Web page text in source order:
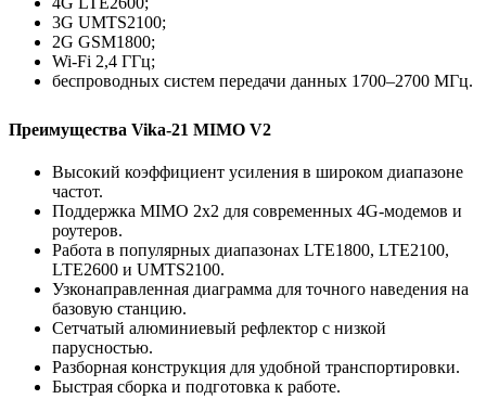
3G UMTS2100;
2G GSM1800;
Wi-Fi 2,4 ГГц;
беспроводных систем передачи данных 1700–2700 МГц.
Преимущества Vika-21 MIMO V2
Высокий коэффициент усиления в широком диапазоне
частот.
Поддержка MIMO 2x2 для современных 4G-модемов и
роутеров.
Работа в популярных диапазонах LTE1800, LTE2100,
LTE2600 и UMTS2100.
Узконаправленная диаграмма для точного наведения на
базовую станцию.
Сетчатый алюминиевый рефлектор с низкой
парусностью.
Разборная конструкция для удобной транспортировки.
Быстрая сборка и подготовка к работе.